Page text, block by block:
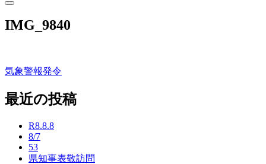
IMG_9840
投
稿
気象警報発令
最近の投稿
R8.8.8
8/7
53
県知事表敬訪問